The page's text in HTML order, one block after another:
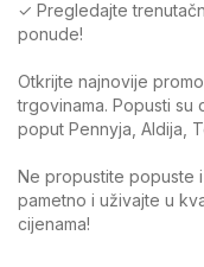
✓ Pregledajte
ponude!
Otkrijte najnovije
trgovinama. Popusti su
poput Pennyja, Aldija,
Ne propustite popuste
pametno i uživajte u
cijenama!